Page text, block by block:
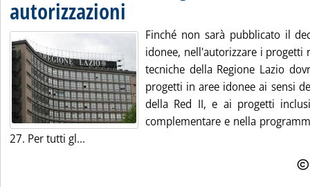
autorizzazioni
Finché non sarà pubblicato il
idonee, nell'autorizzare i
tecniche della Regione Lazio
progetti in aree idonee ai sensi
della Red II, e ai progetti
complementare e nella
27. Per tutti gl...